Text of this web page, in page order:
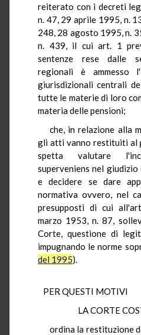
reiterato con i decreti
n. 47, 29 aprile 1995, n.
248, 28 agosto 1995, n.
n. 439, il cui art. 1
sentenze rese dalle
regionali è ammesso
giurisdizionali centrali
tutte le materie di loro
materia delle pensioni;
che, in relazione alla
gli atti vanno restituiti al
spetta valutare
superveniens nel
e decidere se dare
normativa ovvero, nel
presupposti di cui
marzo 1953, n. 87,
Corte, questione di
impugnando le norme
del 1995).
PER QUESTI MOTIVI
LA CORTE
ordina la restituzione